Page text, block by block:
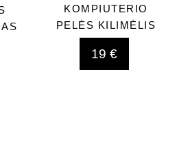
KOMPIUTERIO
PELĖS KILIMĖLIS
19 €